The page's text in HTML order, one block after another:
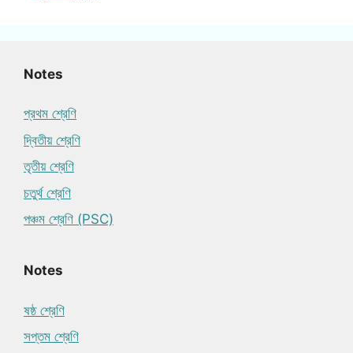
Notes
প্রথম শ্রেণি
দ্বিতীয় শ্রেণি
তৃতীয় শ্রেণি
চতুর্থ শ্রেণি
পঞ্চম শ্রেণি (PSC)
Notes
ষষ্ঠ শ্রেণি
সপ্তম শ্রেণি